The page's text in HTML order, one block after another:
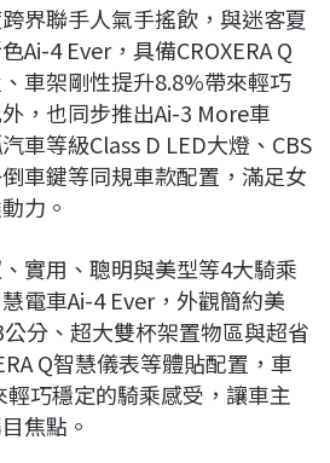
n
k
e
d
I
n
p
y
L
i
n
k
界聯手人氣手搖飲，與迷客夏
Ai-4 Ever，具備CROXERA Q
車架剛性提升8.8%帶來輕巧
，也同步推出Ai-3 More車
車等級Class D LED大燈、CBS
車鍵等同規車款配置，滿足女
力。
實用、聰明與美型等4大騎乘
電車Ai-4 Ever，外觀簡約美
分、超大雙杯架置物區與超省
Q智慧儀表等體貼配置，車
巧穩定的騎乘感受，讓車主
焦點。